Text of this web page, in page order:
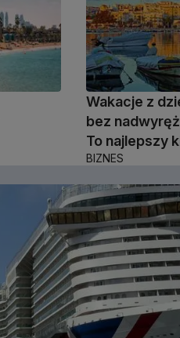
Wakacje z
bez
To najlepszy
BIZNES